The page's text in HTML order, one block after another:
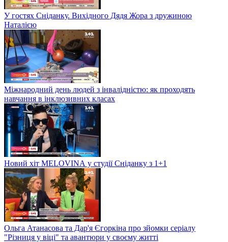
У гостях Сніданку. Вихідного Дядя Жора з дружиною
Наталією
Міжнародний день людей з інвалідністю: як проходять
навчання в інклюзивних класах
Новий хіт MELOVINА у студії Сніданку з 1+1
Ольга Атанасова та Дар'я Єгоркіна про зйомки серіалу
"Різниця у віці" та авантюри у своєму житті